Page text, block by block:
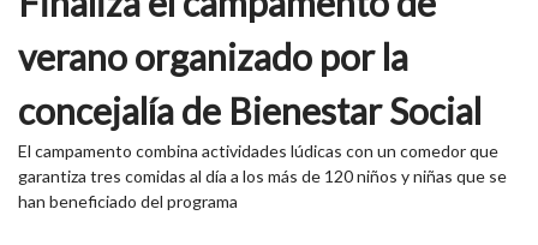
verano organizado por la
concejalía de Bienestar Social
El campamento combina actividades lúdicas con un comedor que
garantiza tres comidas al día a los más de 120 niños y niñas que se
han beneficiado del programa